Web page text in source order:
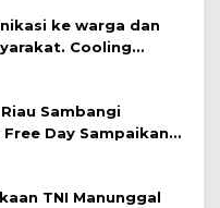
ke warga dan
Cooling
Polsek Rumbai,
dan Menjaga
Sambangi
Day Sampaikan
&
TNI Manunggal